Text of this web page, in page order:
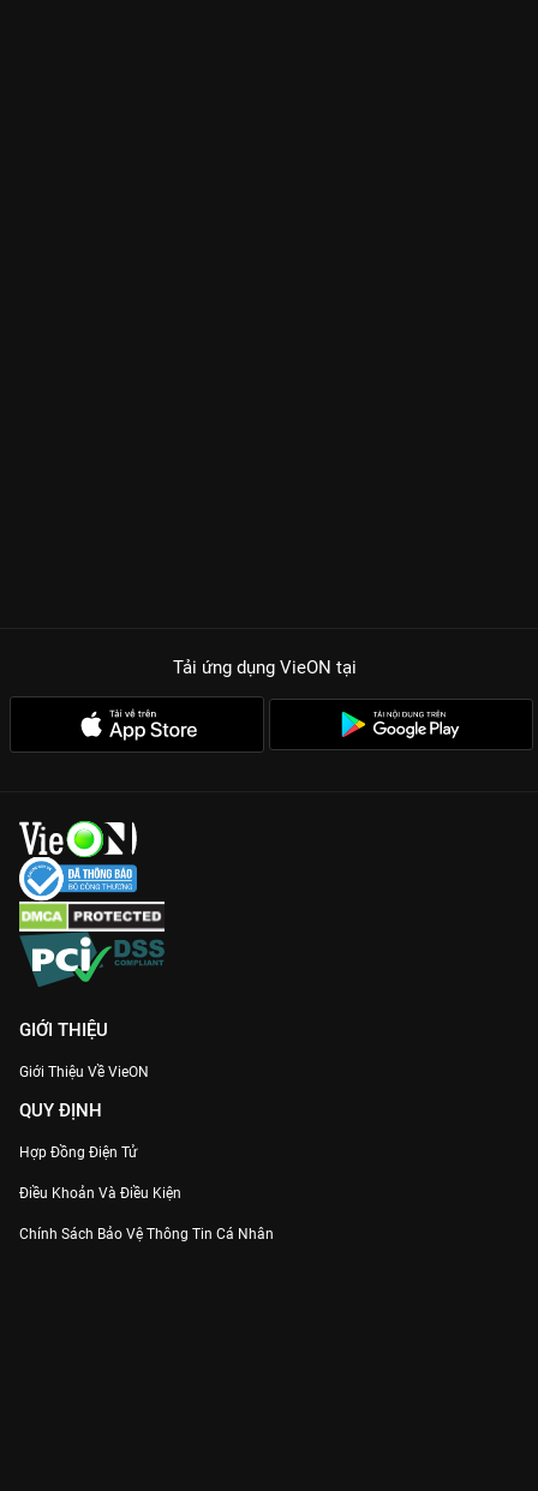
Tải ứng dụng VieON tại
GIỚI THIỆU
Giới Thiệu Về VieON
QUY ĐỊNH
Hợp Đồng Điện Tử
Điều Khoản Và Điều Kiện
Chính Sách Bảo Vệ Thông Tin Cá Nhân